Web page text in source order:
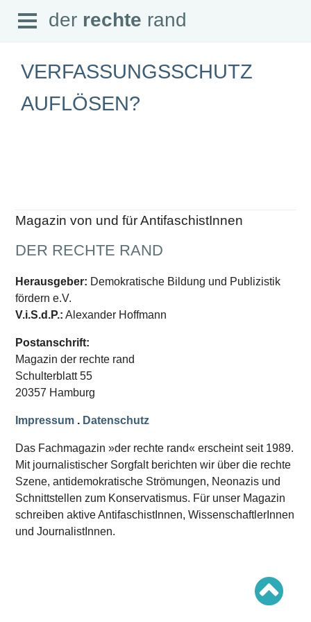
der rechte rand
Abonnement
Downloads
Datenschutz
SCHWERPUNKTE
Schwerpunkte Übersicht
Schwerpunkt AFD-Verbot
Schwerpunkt »Identitäre Bewegung«
Schwerpunkt »Reichsbürger«
Schwerpunkt NPD
Ausgaben Übersicht
Ausgabe 220
Ausgabe 219
Ausgabe 217
Ausgabe 216
Open
Menu
der rechte rand
VERFASSUNGSSCHUTZ
AUFLÖSEN?
Magazin von und für AntifaschistInnen
DER RECHTE RAND
Herausgeber: Demokratische Bildung und Publizistik
fördern e.V.
V.i.S.d.P.: Alexander Hoffmann
Postanschrift:
Magazin der rechte rand
Schulterblatt 55
20357 Hamburg
Impressum . Datenschutz
Das Fachmagazin »der rechte rand« erscheint seit 1989.
Mit journalistischer Sorgfalt berichten wir über die rechte
Szene, antidemokratische Strömungen, Neonazis und
Schnittstellen zum Konservatismus. Für unser Magazin
schreiben aktive AntifaschistInnen, WissenschaftlerInnen
und JournalistInnen.